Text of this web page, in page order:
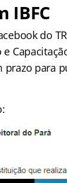
IBFC
do
prazo para